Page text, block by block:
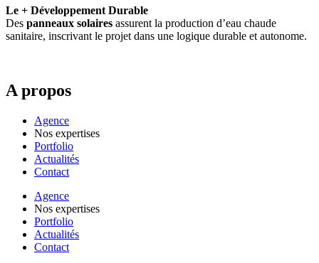
Le + Développement Durable
Des panneaux solaires assurent la production d’eau chaude
sanitaire, inscrivant le projet dans une logique durable et autonome.
A propos
Agence
Nos expertises
Portfolio
Actualités
Contact
Agence
Nos expertises
Portfolio
Actualités
Contact